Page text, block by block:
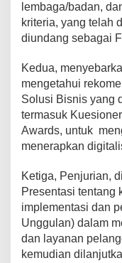
lembaga/badan,
kriteria, yang telah
diundang sebagai
Kedua,
mengetahui
Solusi Bisnis yang
termasuk
Awards, untuk
menerapkan
Ketiga, Penjurian,
Presentasi tentang
implementasi dan
Unggulan) dalam
dan layanan
kemudian